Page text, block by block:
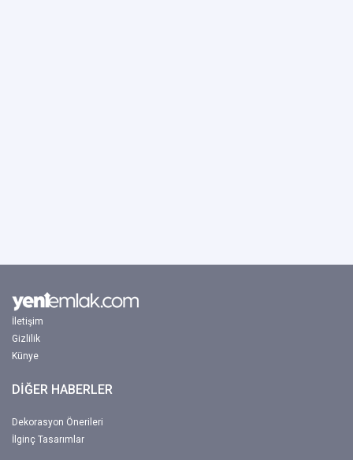
İletişim
Gizlilik
Künye
DİĞER HABERLER
Dekorasyon Önerileri
İlginç Tasarımlar